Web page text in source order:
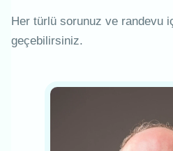
Her türlü sorunuz ve randevu
geçebilirsiniz.